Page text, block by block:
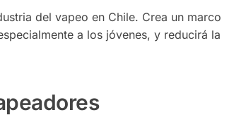
del vapeo en Chile. Crea un marco
a los jóvenes, y reducirá la